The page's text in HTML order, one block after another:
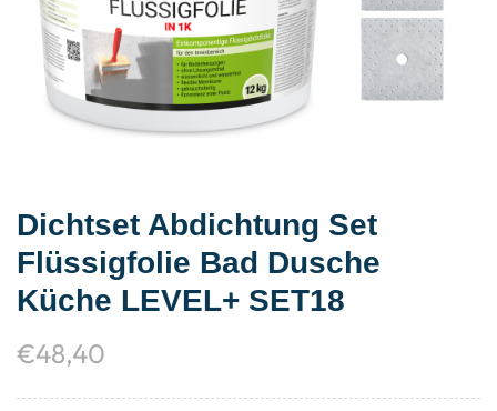
Dichtset Abdichtung Set
Flüssigfolie Bad Dusche
Küche LEVEL+ SET18
€48,40